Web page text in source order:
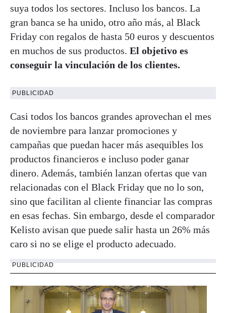
suya todos los sectores. Incluso los bancos. La
gran banca se ha unido, otro año más, al Black
Friday con regalos de hasta 50 euros y descuentos
en muchos de sus productos. El objetivo es
conseguir la vinculación de los clientes.
PUBLICIDAD
Casi todos los bancos grandes aprovechan el mes
de noviembre para lanzar promociones y
campañas que puedan hacer más asequibles los
productos financieros e incluso poder ganar
dinero. Además, también lanzan ofertas que van
relacionadas con el Black Friday que no lo son,
sino que facilitan al cliente financiar las compras
en esas fechas. Sin embargo, desde el comparador
Kelisto avisan que puede salir hasta un 26% más
caro si no se elige el producto adecuado.
PUBLICIDAD